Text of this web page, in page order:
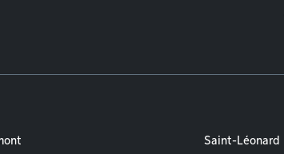
Saint-Léonard